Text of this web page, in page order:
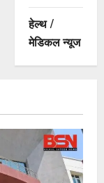
हेल्थ /
मेडिकल न्यूज